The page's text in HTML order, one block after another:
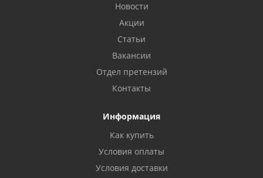
Новости
Акции
Статьи
Вакансии
Отдел претензий
Контакты
Информация
Как купить
Условия оплаты
Условия доставки